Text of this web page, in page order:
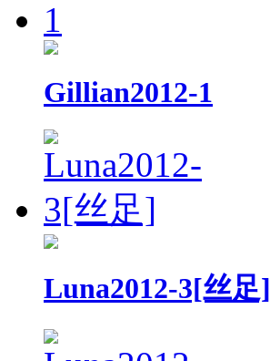
Gillian2012-1
Luna2012-3[丝足]